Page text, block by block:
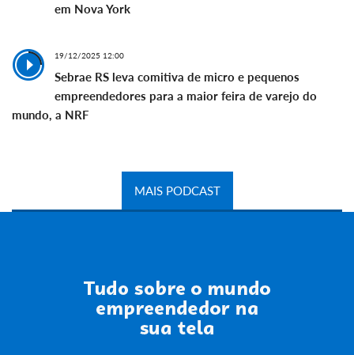
em Nova York
19/12/2025 12:00
Sebrae RS leva comitiva de micro e pequenos
empreendedores para a maior feira de varejo do
mundo, a NRF
MAIS PODCAST